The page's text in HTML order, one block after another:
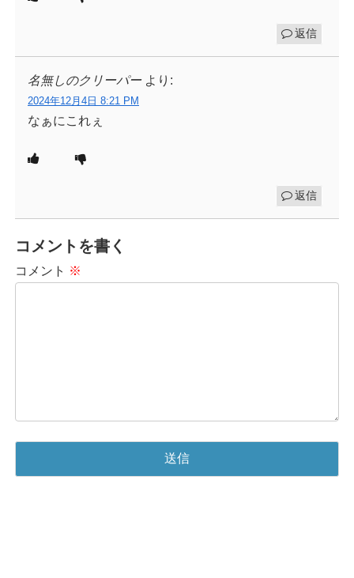
返信
名無しのクリーパー より:
2024年12月4日 8:21 PM
なぁにこれぇ
返信
コメントを書く
コメント ※